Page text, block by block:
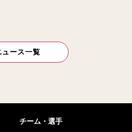
ュース一覧
チーム・選手